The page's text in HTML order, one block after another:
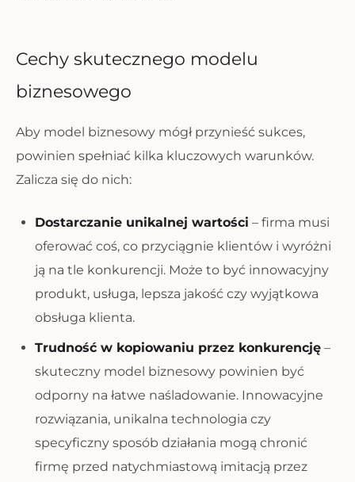
Cechy skutecznego modelu
biznesowego
Aby model biznesowy mógł przynieść sukces,
powinien spełniać kilka kluczowych warunków.
Zalicza się do nich:
Dostarczanie unikalnej wartości – firma musi
oferować coś, co przyciągnie klientów i wyróżni
ją na tle konkurencji. Może to być innowacyjny
produkt, usługa, lepsza jakość czy wyjątkowa
obsługa klienta.
Trudność w kopiowaniu przez konkurencję –
skuteczny model biznesowy powinien być
odporny na łatwe naśladowanie. Innowacyjne
rozwiązania, unikalna technologia czy
specyficzny sposób działania mogą chronić
firmę przed natychmiastową imitacją przez